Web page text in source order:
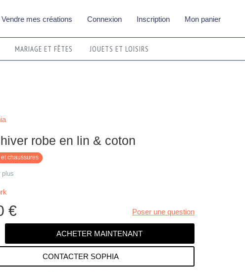
Vendre mes créations Connexion Inscription Mon panier
MARIAGE ET FÊTES JOUETS ET LOISIRS
hiver robe en lin & coton
chaussures
plus
€ Poser une question
CONTACTER SOPHIA